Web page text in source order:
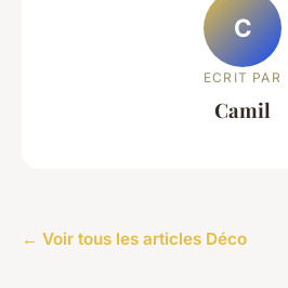
C
ECRIT PAR
Camil
← Voir tous les articles Déco